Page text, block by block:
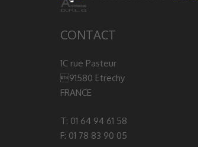
CONTACT
1C rue Pasteur
91580 Etrechy
FRANCE
T: 01 64 94 61 58
F: 01 78 83 90 05